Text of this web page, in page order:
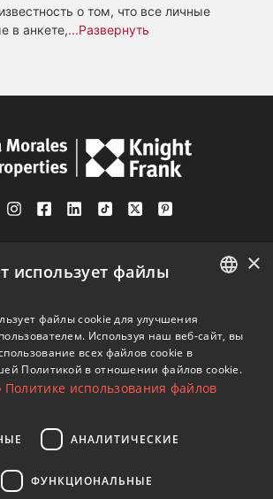
о том, что все личные
в анкете,...Развернуть
1st Floor, Office 3
29601 Marbella
+34 952 765 138
Моб:+34 601 636 766
info@dmproperties.com
SPANISH
FRENCH
×
использует файлы
файлы cookie для улучшения
Используя наш веб-сайт, вы
всех файлов cookie в
Политикой в ​​отношении файлов cookie.
использования файлов
АНАЛИТИЧЕСКИЕ
ФУНКЦИОНАЛЬНЫЕ